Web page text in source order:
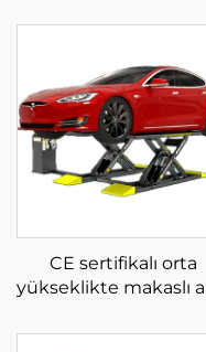
CE sertifikalı orta
yükseklikte makaslı
kaldırıcı